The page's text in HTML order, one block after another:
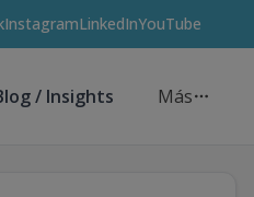
InstagramLinkedInYouTube
/ Insights Más